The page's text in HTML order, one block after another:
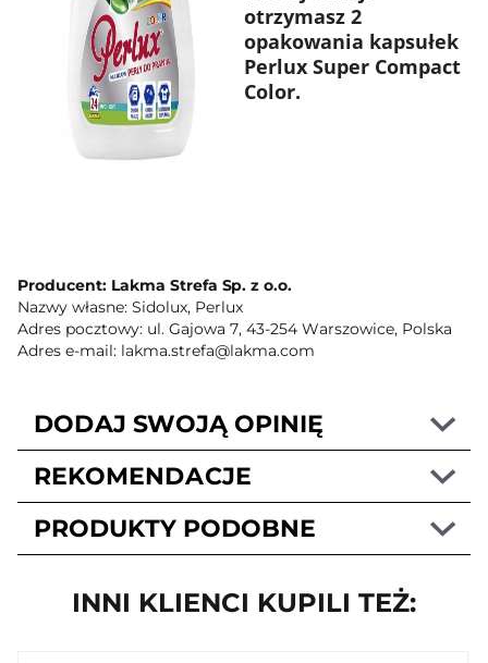
otrzymasz 2
opakowania kapsułek
Perlux Super Compact
Color.
Producent: Lakma Strefa Sp. z o.o.
Nazwy własne: Sidolux, Perlux
Adres pocztowy: ul. Gajowa 7, 43-254 Warszowice, Polska
Adres e-mail: lakma.strefa@lakma.com
DODAJ SWOJĄ OPINIĘ
REKOMENDACJE
PRODUKTY PODOBNE
INNI KLIENCI KUPILI TEŻ: